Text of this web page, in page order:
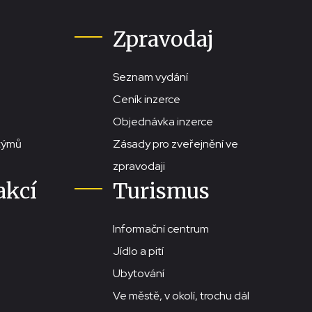
Zpravodaj
Seznam vydání
Ceník inzerce
Objednávka inzerce
Zásady pro zveřejnění ve
zpravodaji
Turismus
Informační centrum
Jídlo a pití
Ubytování
Ve městě, v okolí, trochu dál